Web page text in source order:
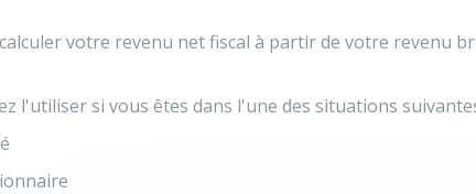
votre revenu net fiscal à partir de votre revenu
l'utiliser si vous êtes dans l'une des situations